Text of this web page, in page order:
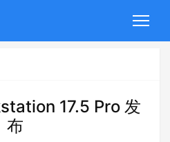
17.5 Pro 发
布